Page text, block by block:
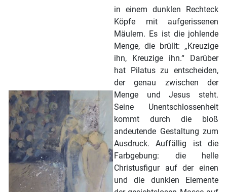
in einem dunklen Rechteck
Köpfe mit aufgerissenen
Mäulern. Es ist die johlende
Menge, die brüllt: „Kreuzige
ihn, Kreuzige ihn.“ Darüber
hat Pilatus zu entscheiden,
der genau zwischen der
Menge und Jesus steht.
Seine Unentschlossenheit
kommt durch die bloß
andeutende Gestaltung zum
Ausdruck. Auffällig ist die
Farbgebung: die helle
Christusfigur auf der einen
und die dunklen Elemente